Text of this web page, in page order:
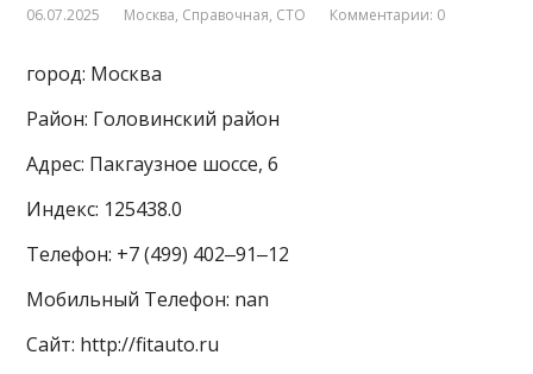
06.07.2025 Москва, Справочная, СТО Комментарии: 0
город: Москва
Район: Головинский район
Адрес: Пакгаузное шоссе, 6
Индекс: 125438.0
Телефон: +7 (499) 402‒91‒12
Мобильный Телефон: nan
Сайт: http://fitauto.ru